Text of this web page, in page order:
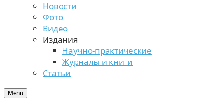
Новости
Фото
Видео
Издания
Научно-практические
Журналы и книги
Статьи
Menu